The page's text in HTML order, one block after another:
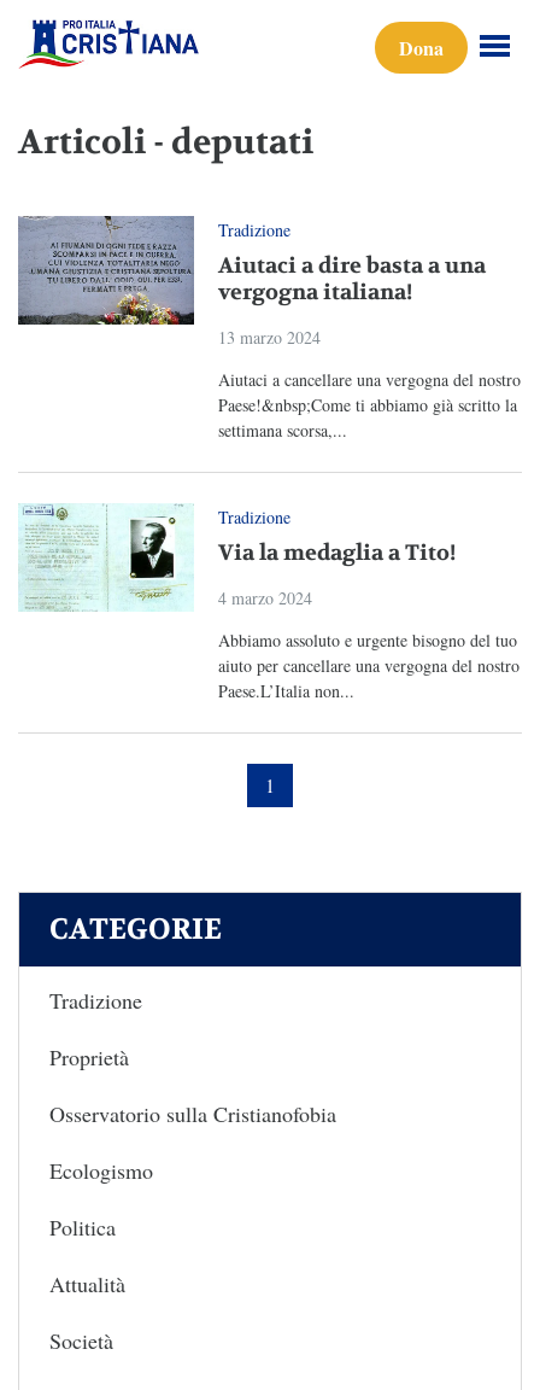
Dona
Articoli - deputati
Tradizione
Aiutaci a dire basta a una
vergogna italiana!
13 marzo 2024
Aiutaci a cancellare una vergogna del nostro
Paese!&nbsp;Come ti abbiamo già scritto la
settimana scorsa,...
Tradizione
Via la medaglia a Tito!
4 marzo 2024
Abbiamo assoluto e urgente bisogno del tuo
aiuto per cancellare una vergogna del nostro
Paese.L’Italia non...
1
CATEGORIE
Tradizione
Proprietà
Osservatorio sulla Cristianofobia
Ecologismo
Politica
Attualità
Società